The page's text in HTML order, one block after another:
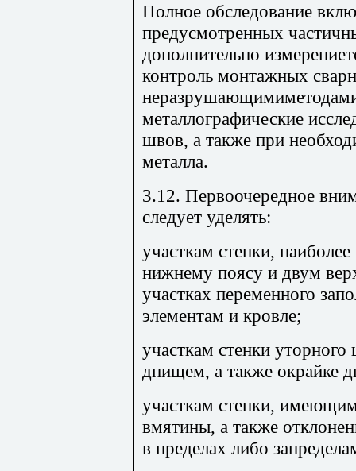
Полное обследование
предусмотренных
дополнительно
контроль монтажных
металлографические
швов, а также при
металла.
3.12. Первоочередное
следует уделять:
участкам стенки,
нижнему поясу и двум
участках переменного
элементам и кровле;
участкам стенки
днищем, а также окрайке
участкам стенки,
вмятины, а также
в пределах либо